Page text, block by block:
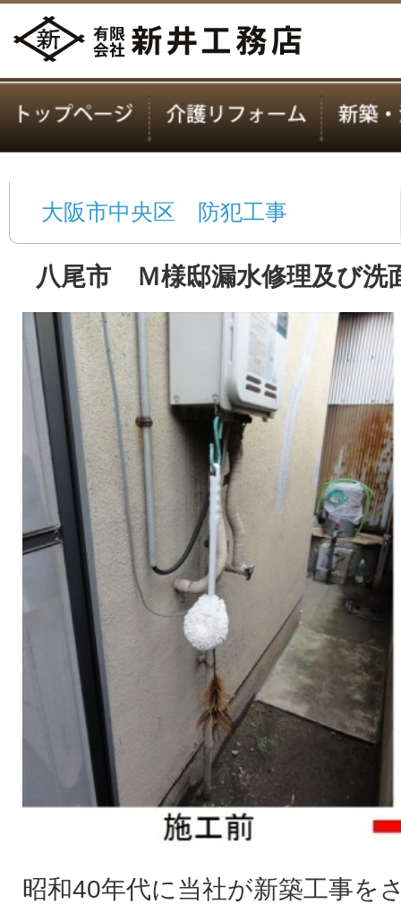
大阪市中央区 防犯工事
八尾市 Ｍ様邸漏水修理及び洗
昭和40年代に当社が新築工事を